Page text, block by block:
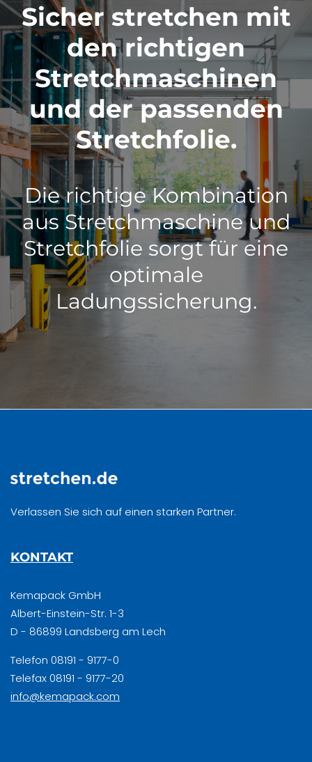
Sicher stretchen mit
den richtigen
Stretchmaschinen
und der passenden
Stretchfolie.
Die richtige Kombination
aus Stretchmaschine und
Stretchfolie sorgt für eine
optimale
Ladungssicherung.
Verlassen Sie sich auf einen starken Partner.
KONTAKT
Kemapack GmbH
Albert-Einstein-Str. 1-3
D - 86899 Landsberg am Lech
Telefon 08191 - 9177-0
Telefax 08191 - 9177-20
info@kemapack.com